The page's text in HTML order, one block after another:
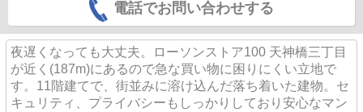
電話でお問い合わせする
夜遅くなっても大丈夫。ローソンストア100 天神橋三丁目
が近く(187m)にあるので急な買い物に困りにくい立地で
す。11階建てで、街並みに溶け込んだ落ち着いた建物。セ
キュリティ、プライバシーもしっかりしており安心なマン